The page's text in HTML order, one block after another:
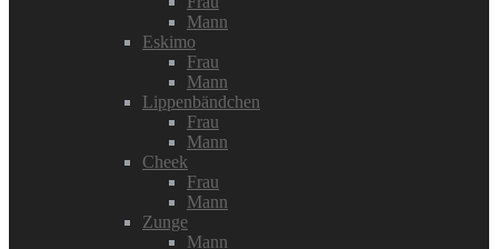
Mann
Eskimo
Frau
Mann
Lippenbändchen
Frau
Mann
Cheek
Frau
Mann
Zunge
Mann